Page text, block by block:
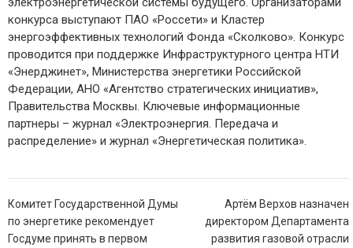
конкурса выступают ПАО «Россети» и Кластер
энергоэффективных технологий Фонда «Сколково». Конкурс
проводится при поддержке Инфраструктурного центра НТИ
«Энерджинет», Министерства энергетики Российской
Федерации, АНО «Агентство стратегических инициатив»,
Правительства Москвы. Ключевые информационные
партнеры – журнал «Электроэнергия. Передача и
распределение» и журнал «Энергетическая политика».
Навигация
по
записям
Комитет Государственной Думы
по энергетике рекомендует
Госдуме принять в первом
Артём Верхов назначен
директором Департамента
развития газовой отрасли